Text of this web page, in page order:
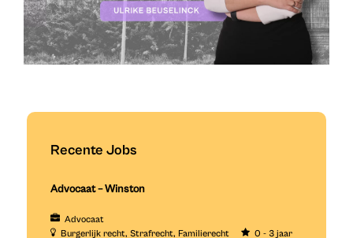
Recente Jobs
Advocaat – Winston
Advocaat
Burgerlijk recht Strafrecht Familierecht
0 - 3 jaar